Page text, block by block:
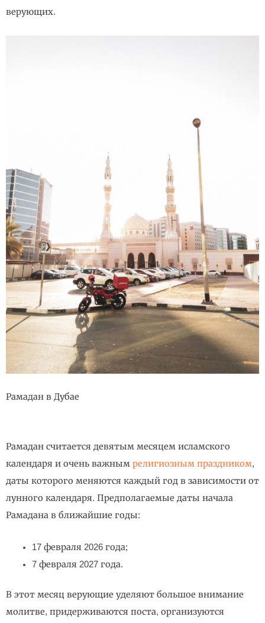
верующих.
Рамадан в Дубае
Рамадан считается девятым месяцем исламского
календаря и очень важным религиозным праздником,
даты которого меняются каждый год в зависимости от
лунного календаря. Предполагаемые даты начала
Рамадана в ближайшие годы:
17 февраля 2026 года;
7 февраля 2027 года.
В этот месяц верующие уделяют большое внимание
молитве, придерживаются поста, организуются